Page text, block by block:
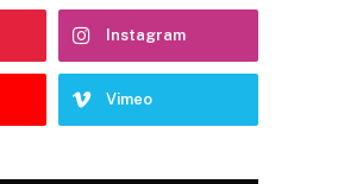
Instagram
Vimeo